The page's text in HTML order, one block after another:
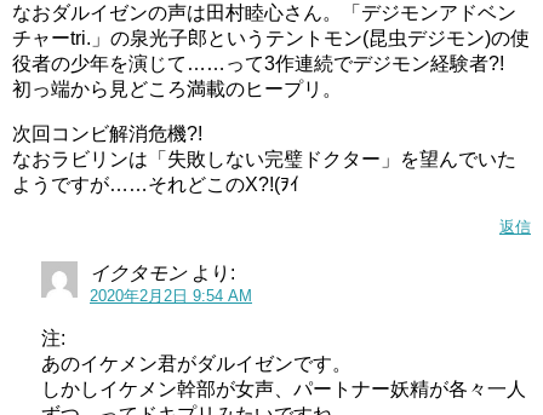
なおダルイゼンの声は田村睦心さん。「デジモンアドベン
チャーtri.」の泉光子郎というテントモン(昆虫デジモン)の使
役者の少年を演じて……って3作連続でデジモン経験者?!
初っ端から見どころ満載のヒープリ。
次回コンビ解消危機?!
なおラビリンは「失敗しない完璧ドクター」を望んでいた
ようですが……それどこのX?!(ｦｲ
返信
イクタモン より:
2020年2月2日 9:54 AM
注:
あのイケメン君がダルイゼンです。
しかしイケメン幹部が女声、パートナー妖精が各々一人